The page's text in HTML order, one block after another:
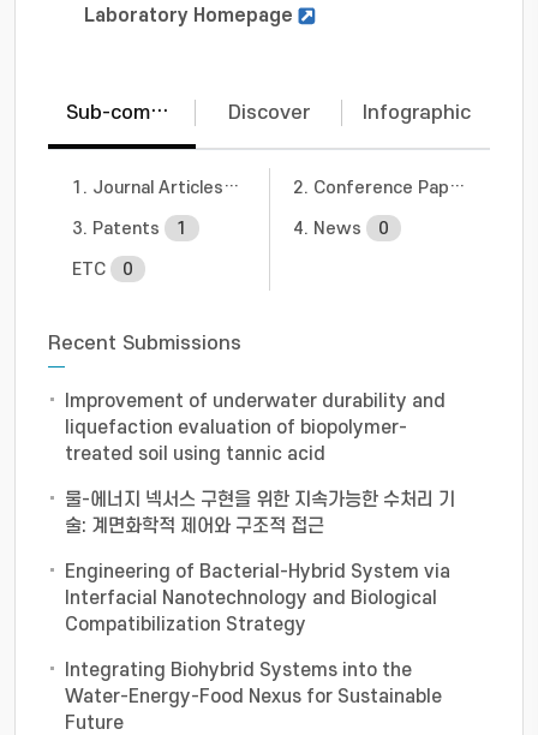
Laboratory Homepage
Sub-communities Discover Infographic
1. Journal Articles 2. Conference Papers
3. Patents
1 4. News
0
ETC
0
Recent Submissions
Improvement of underwater durability and
liquefaction evaluation of biopolymer-
treated soil using tannic acid
물-에너지 넥서스 구현을 위한 지속가능한 수처리 기
술: 계면화학적 제어와 구조적 접근
Engineering of Bacterial-Hybrid System via
Interfacial Nanotechnology and Biological
Compatibilization Strategy
Integrating Biohybrid Systems into the
Water-Energy-Food Nexus for Sustainable
Future